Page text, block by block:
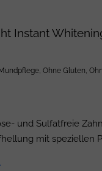
Instant
Ohne Gluten
und Sulfatfreie
mit speziellen